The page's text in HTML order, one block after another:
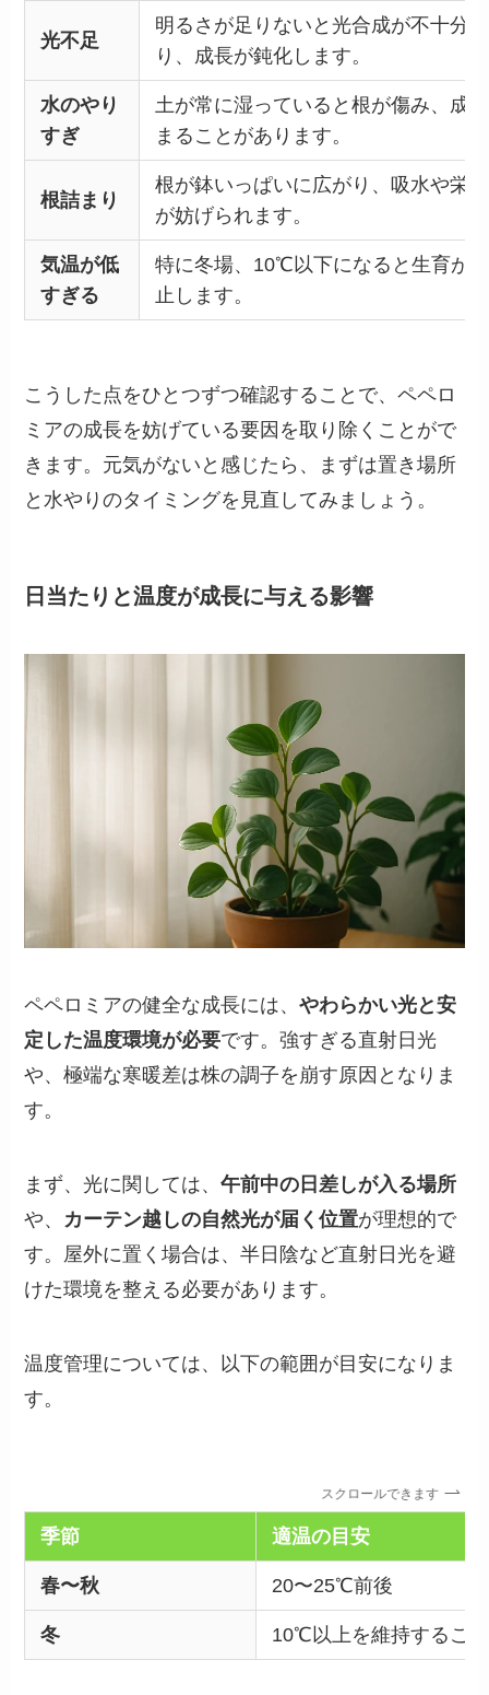
光不足
明るさが足りないと光合成が不十分
り、成長が鈍化します。
水のやり
すぎ
土が常に湿っていると根が傷み、成
まることがあります。
根詰まり
根が鉢いっぱいに広がり、吸水や栄
が妨げられます。
気温が低
すぎる
特に冬場、10℃以下になると生育が
止します。
こうした点をひとつずつ確認することで、ペペロ
ミアの成長を妨げている要因を取り除くことがで
きます。元気がないと感じたら、まずは置き場所
と水やりのタイミングを見直してみましょう。
日当たりと温度が成長に与える影響
ペペロミアの健全な成長には、やわらかい光と安
定した温度環境が必要です。強すぎる直射日光
や、極端な寒暖差は株の調子を崩す原因となりま
す。
まず、光に関しては、午前中の日差しが入る場所
や、 カーテン越しの自然光が届く位置が理想的で
す。屋外に置く場合は、半日陰など直射日光を避
けた環境を整える必要があります。
温度管理については、以下の範囲が目安になりま
す。
スクロールできます
季節 適温の目安
春〜秋 20〜25℃前後
冬 10℃以上を維持すること